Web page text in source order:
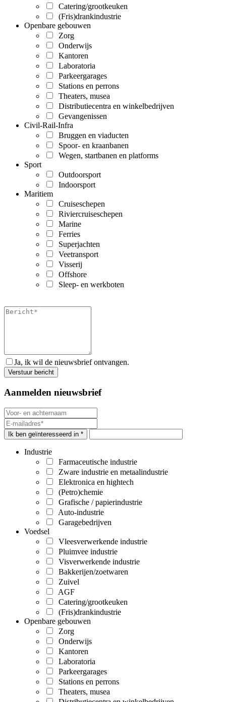
Catering/grootkeuken
(Fris)drankindustrie
Openbare gebouwen
Zorg
Onderwijs
Kantoren
Laboratoria
Parkeergarages
Stations en perrons
Theaters, musea
Distributiecentra en winkelbedrijven
Gevangenissen
Civil-Rail-Infra
Bruggen en viaducten
Spoor- en kraanbanen
Wegen, startbanen en platforms
Sport
Outdoorsport
Indoorsport
Maritiem
Cruiseschepen
Riviercruiseschepen
Marine
Ferries
Superjachten
Veetransport
Visserij
Offshore
Sleep- en werkboten
Ja, ik wil de nieuwsbrief ontvangen.
Aanmelden nieuwsbrief
Ik ben geïnteresseerd in *
Industrie
Farmaceutische industrie
Zware industrie en metaalindustrie
Elektronica en hightech
(Petro)chemie
Grafische / papierindustrie
Auto-industrie
Garagebedrijven
Voedsel
Vleesverwerkende industrie
Pluimvee industrie
Visverwerkende industrie
Bakkerijen/zoetwaren
Zuivel
AGF
Catering/grootkeuken
(Fris)drankindustrie
Openbare gebouwen
Zorg
Onderwijs
Kantoren
Laboratoria
Parkeergarages
Stations en perrons
Theaters, musea